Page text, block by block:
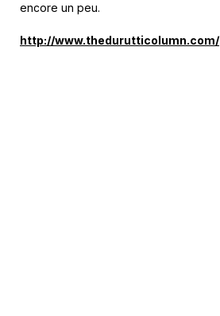
encore un peu.
http://www.thedurutticolumn.com/